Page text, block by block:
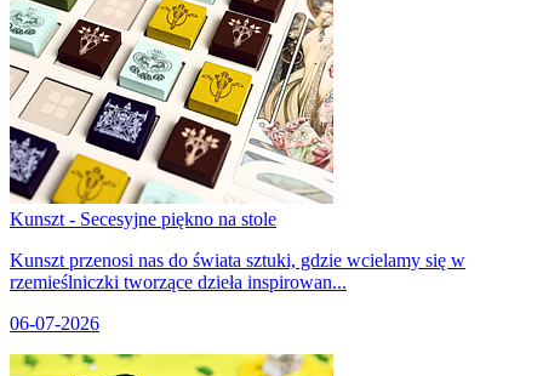
Kunszt - Secesyjne piękno na stole
Kunszt przenosi nas do świata sztuki, gdzie wcielamy się w
rzemieślniczki tworzące dzieła inspirowan...
06-07-2026